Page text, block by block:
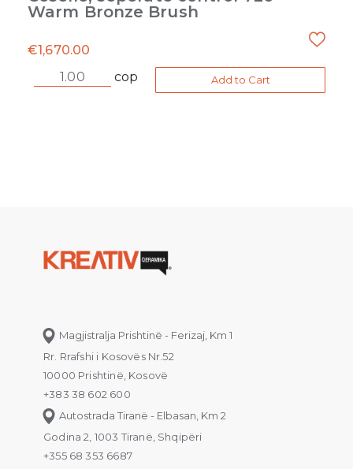
Warm Bronze Brush
€1,670.00
cop
Add to Cart
Magjistralja Prishtinë - Ferizaj, Km 1
Rr. Rrafshi i Kosovës Nr.52
10000 Prishtinë, Kosovë
+383 38 602 600
Autostrada Tiranë - Elbasan, Km 2
Godina 2, 1003 Tiranë, Shqipëri
+355 68 353 6687